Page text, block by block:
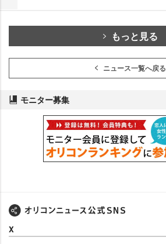
もっと見る
ニュース一覧へ戻る
モニター募集
X